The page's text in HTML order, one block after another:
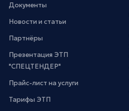
Документы
Новости и статьи
Партнёры
Презентация ЭТП
"СПЕЦТЕНДЕР"
Прайс-лист на услуги
Тарифы ЭТП